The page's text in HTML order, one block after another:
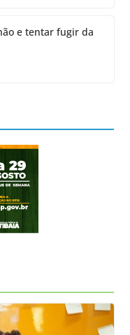
e tentar fugir da